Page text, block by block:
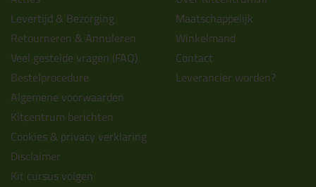
Levertijd & Bezorging
Retourneren & Annuleren
Veel gestelde vragen (FAQ)
Bestelprocedure
Algemene voorwaarden
Kitcentrum berichten
Cookies & privacy verklaring
Disclaimer
Kit cursus volgen
Maatschappelijk
Winkelmand
Contact
Leverancier worden?